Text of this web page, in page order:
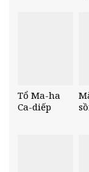
Tổ Ma-ha
Ca-diếp